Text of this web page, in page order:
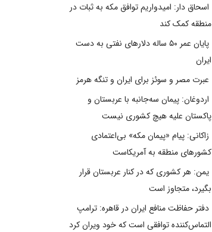
اسحاق دار: امیدواریم توافق مکه به ثبات در
منطقه کمک کند
پایان عمر ۵۰ ساله دلارهای نفتی به دست
ایران
عبرت مصر و سوئز برای ایران و تنگه هرمز
اردوغان: پیمان سه‌جانبه با عربستان و
پاکستان علیه هیچ کشوری نیست
زاکانی: پیام «پیمان مکه» بی‌اعتمادی
کشورهای منطقه به آمریکاست
یمن: هر کشوری که در کنار عربستان قرار
بگیرد، متجاوز است
دفتر حفاظت منافع ایران در قاهره: ترامپ
التماس‌کننده توافقی است که خود ویران کرد